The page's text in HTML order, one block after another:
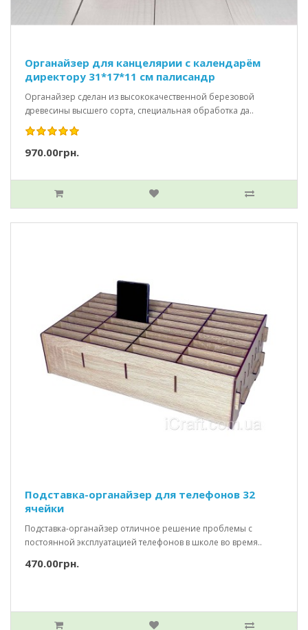
Органайзер для канцелярии с календарём
директору 31*17*11 см палисандр
Органайзер сделан из высококачественной березовой
древесины высшего сорта, специальная обработка да..
970.00грн.
Подставка-органайзер для телефонов 32
ячейки
Подставка-органайзер отличное решение проблемы с
постоянной эксплуатацией телефонов в школе во время..
470.00грн.